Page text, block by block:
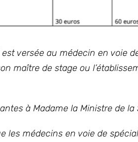
versée au médecin en voie
maître de stage ou
à Madame la Ministre de la
médecins en voie de